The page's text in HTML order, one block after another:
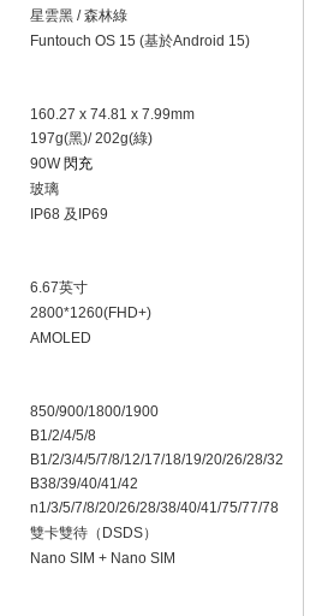
星雲黑 /森林綠
Funtouch OS 15 (基於Android 15)
160 .27 x 74 .81 x 7.99mm
197g(黑)/202g(綠)
90W閃充
玻璃
IP68 及 IP69
6.67英寸
2800*1260(FHD+)
AMOLED
850/900/1800/1900
B1/2/4/5/8
B1/2/3/4/5/7/8/12/17/18/19/20/26/28/32
B38/39/40/41/42
n1/3/5/7/8/20/26/28/38/40/41/75/77/78
雙卡雙待（ DSDS）
Nano SIM + Nano SIM